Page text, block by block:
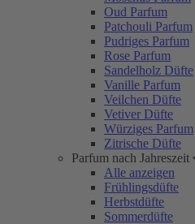
Oud Parfum
Patchouli Parfum
Pudriges Parfum
Rose Parfum
Sandelholz Düfte
Vanille Parfum
Veilchen Düfte
Vetiver Düfte
Würziges Parfum
Zitrische Düfte
Parfum nach Jahreszeit
Alle anzeigen
Frühlingsdüfte
Herbstdüfte
Sommerdüfte